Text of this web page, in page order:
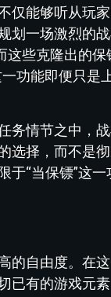
仅能够听从玩
划一场激烈的
些克隆出的
功能即便只是
务情节之中，
选择，而不是
“当保镖”这
的自由度。在
已有的游戏元